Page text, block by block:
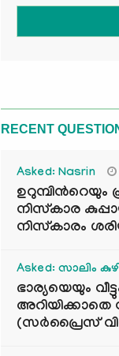
RECENT
Asked: Nasrin
ഉറുമ്പിന്‍റെയും
നിസ്കാര
നിസ്കാരം
Asked: സാലിം
ഭാര്യയെയും
അറിയിക്കാതെ
(സർപ്രൈസ്